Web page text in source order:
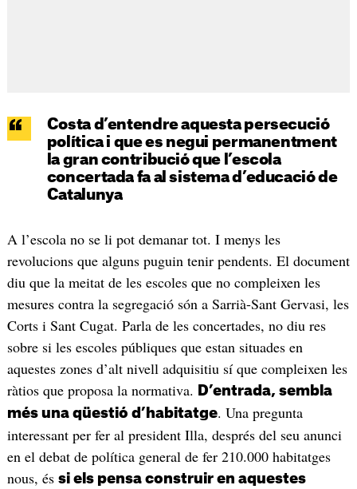
Costa d’entendre aquesta persecució
política i que es negui permanentment
la gran contribució que l’escola
concertada fa al sistema d’educació de
Catalunya
A l’escola no se li pot demanar tot. I menys les
revolucions que alguns puguin tenir pendents. El document
diu que la meitat de les escoles que no compleixen les
mesures contra la segregació són a Sarrià-Sant Gervasi, les
Corts i Sant Cugat. Parla de les concertades, no diu res
sobre si les escoles públiques que estan situades en
aquestes zones d’alt nivell adquisitiu sí que compleixen les
ràtios que proposa la normativa.
D’entrada, sembla
més una qüestió d’habitatge. Una pregunta
interessant per fer al president Illa, després del seu anunci
en el debat de política general de fer 210.000 habitatges
nous, és si els pensa construir en aquestes